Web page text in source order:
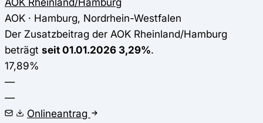
AOK · Hamburg, Nordrhein-Westfalen
Der Zusatzbeitrag der AOK Rheinland/Hamburg
beträgt seit 01.01.2026 3,29%.
17,89%
—
—
Onlineantrag